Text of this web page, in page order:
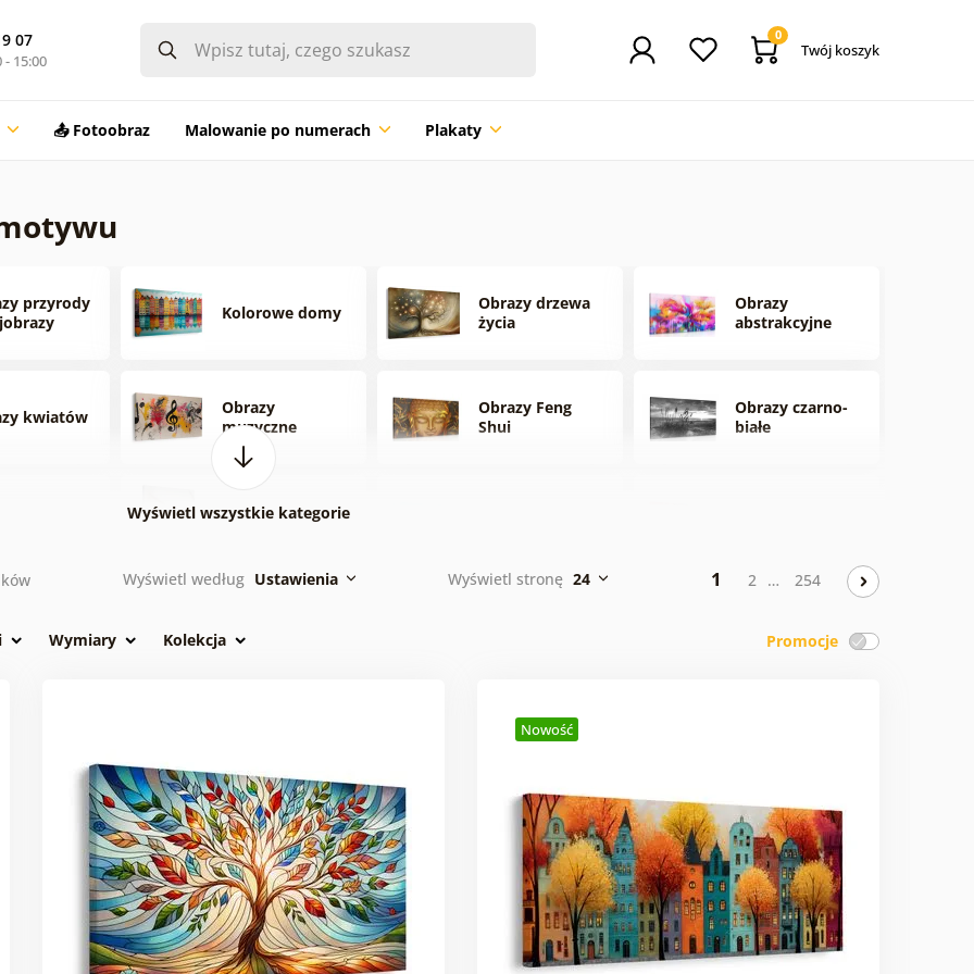
07
- 15:00
0
Twój koszyk
📤 Fotoobraz Malowanie po numerach Plakaty
przyrody
Kolorowe domy
Obrazy drzewa
życia
Obrazy
abstrakcyjne
kwiatów
Obrazy
muzyczne
Obrazy Feng
Shui
Obrazy czarno-
białe
Obrazy
imitujące obrazy
i
Wyświetl wszystkie kategorie
Wyświetl według Ustawienia Wyświetl stronę 24 1 2 … 254
Promocje
Wymiary Kolekcja
Nowość